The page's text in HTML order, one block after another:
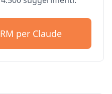
per Claude